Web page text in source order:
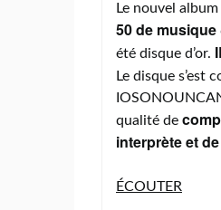
Le nouvel
50 de musique
été disque d’or.
Le disque s’est
qualité de
interprète et
ÉCOUTER